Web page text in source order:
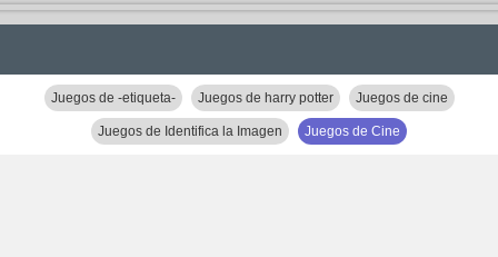
Juegos de -etiqueta- Juegos de harry potter Juegos de cine
Juegos de Identifica la Imagen Juegos de Cine